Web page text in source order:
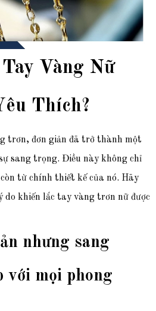
Vàng Nữ
Thích?
trơn, đơn giản đã trở thành một
sang trọng. Điều này không chỉ
từ chính thiết kế của nó. Hãy
do khiến lắc tay vàng trơn nữ được
nhưng sang
với mọi phong